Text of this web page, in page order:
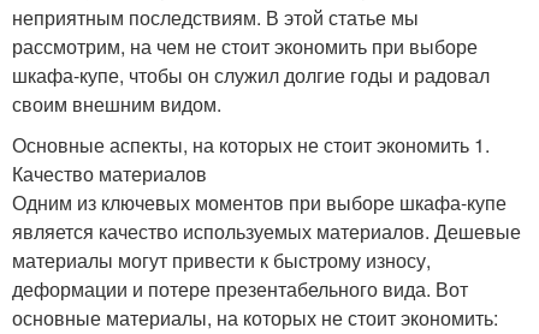
неприятным последствиям. В этой статье мы
рассмотрим, на чем не стоит экономить при выборе
шкафа-купе, чтобы он служил долгие годы и радовал
своим внешним видом.
Основные аспекты, на которых не стоит экономить 1.
Качество материалов
Одним из ключевых моментов при выборе шкафа-купе
является качество используемых материалов. Дешевые
материалы могут привести к быстрому износу,
деформации и потере презентабельного вида. Вот
основные материалы, на которых не стоит экономить: